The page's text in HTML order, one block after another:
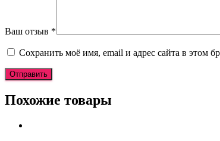
Ваш отзыв *
Сохранить моё имя, email и адрес сайта в этом
Похожие товары